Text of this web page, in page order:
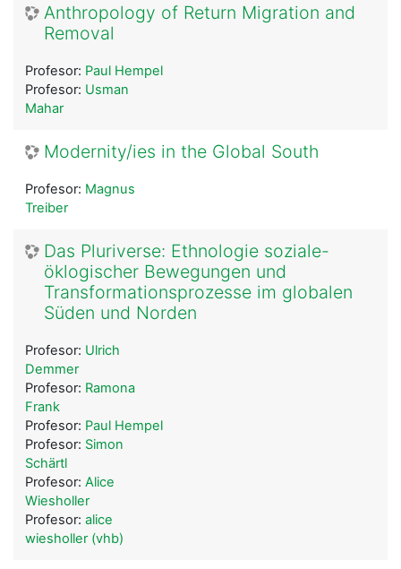
Anthropology of Return Migration and
Removal
Profesor: Paul Hempel
Profesor: Usman
Mahar
Modernity/ies in the Global South
Profesor: Magnus
Treiber
Das Pluriverse: Ethnologie soziale-
öklogischer Bewegungen und
Transformationsprozesse im globalen
Süden und Norden
Profesor: Ulrich
Demmer
Profesor: Ramona
Frank
Profesor: Paul Hempel
Profesor: Simon
Schärtl
Profesor: Alice
Wiesholler
Profesor: alice
wiesholler (vhb)